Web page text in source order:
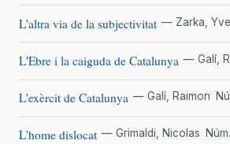
L'altra via de la subjectivitat — Zarka,
L'Ebre i la caiguda de Catalunya — Galí,
L'exèrcit de Catalunya — Galí, Raimon
L'home dislocat — Grimaldi, Nicolas